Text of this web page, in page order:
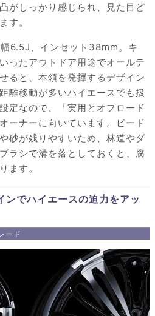
がしっかり感じられ、見た目ど
す。
6.5J、インセット38mm。キ
ったアウトドア用途でオールテ
ると、本領を発揮するデザイン
離移動が多いハイエースでも扱
定なので、「実用とオフロード
ーナーに向いています。ビード
砂が残りやすいため、林道やダ
ラシで溝を落としておくと、腐
ます。
ンでハイエースの迫力をアッ
ード